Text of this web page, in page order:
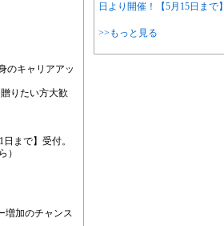
のキャリアアッ
りたい方大歓
まで】受付。
）
増加のチャンス
日より開催！【5月15日まで】
>>もっと見る